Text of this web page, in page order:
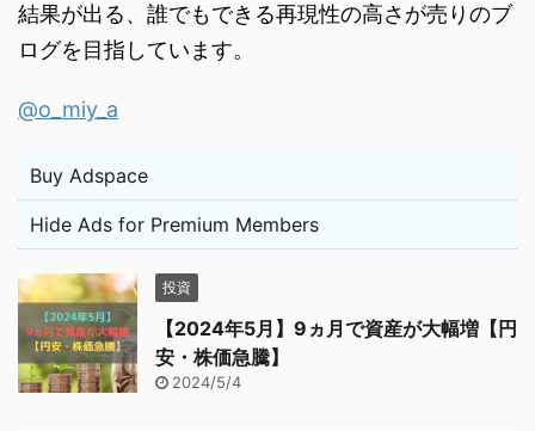
結果が出る、誰でもできる再現性の高さが売りのブ
ログを目指しています。
@o_miy_a
Buy Adspace
Hide Ads for Premium Members
投資
【2024年5月】9ヵ月で資産が大幅増【円
安・株価急騰】
2024/5/4